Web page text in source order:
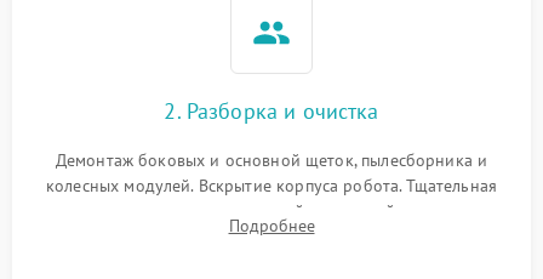
2. Разборка и очистка
Демонтаж боковых и основной щеток, пылесборника и
колесных модулей. Вскрытие корпуса робота. Тщательная
очистка внутренних полостей, шестерней и плат от
скопившейся пыли, волос и шерсти животных с
Подробнее